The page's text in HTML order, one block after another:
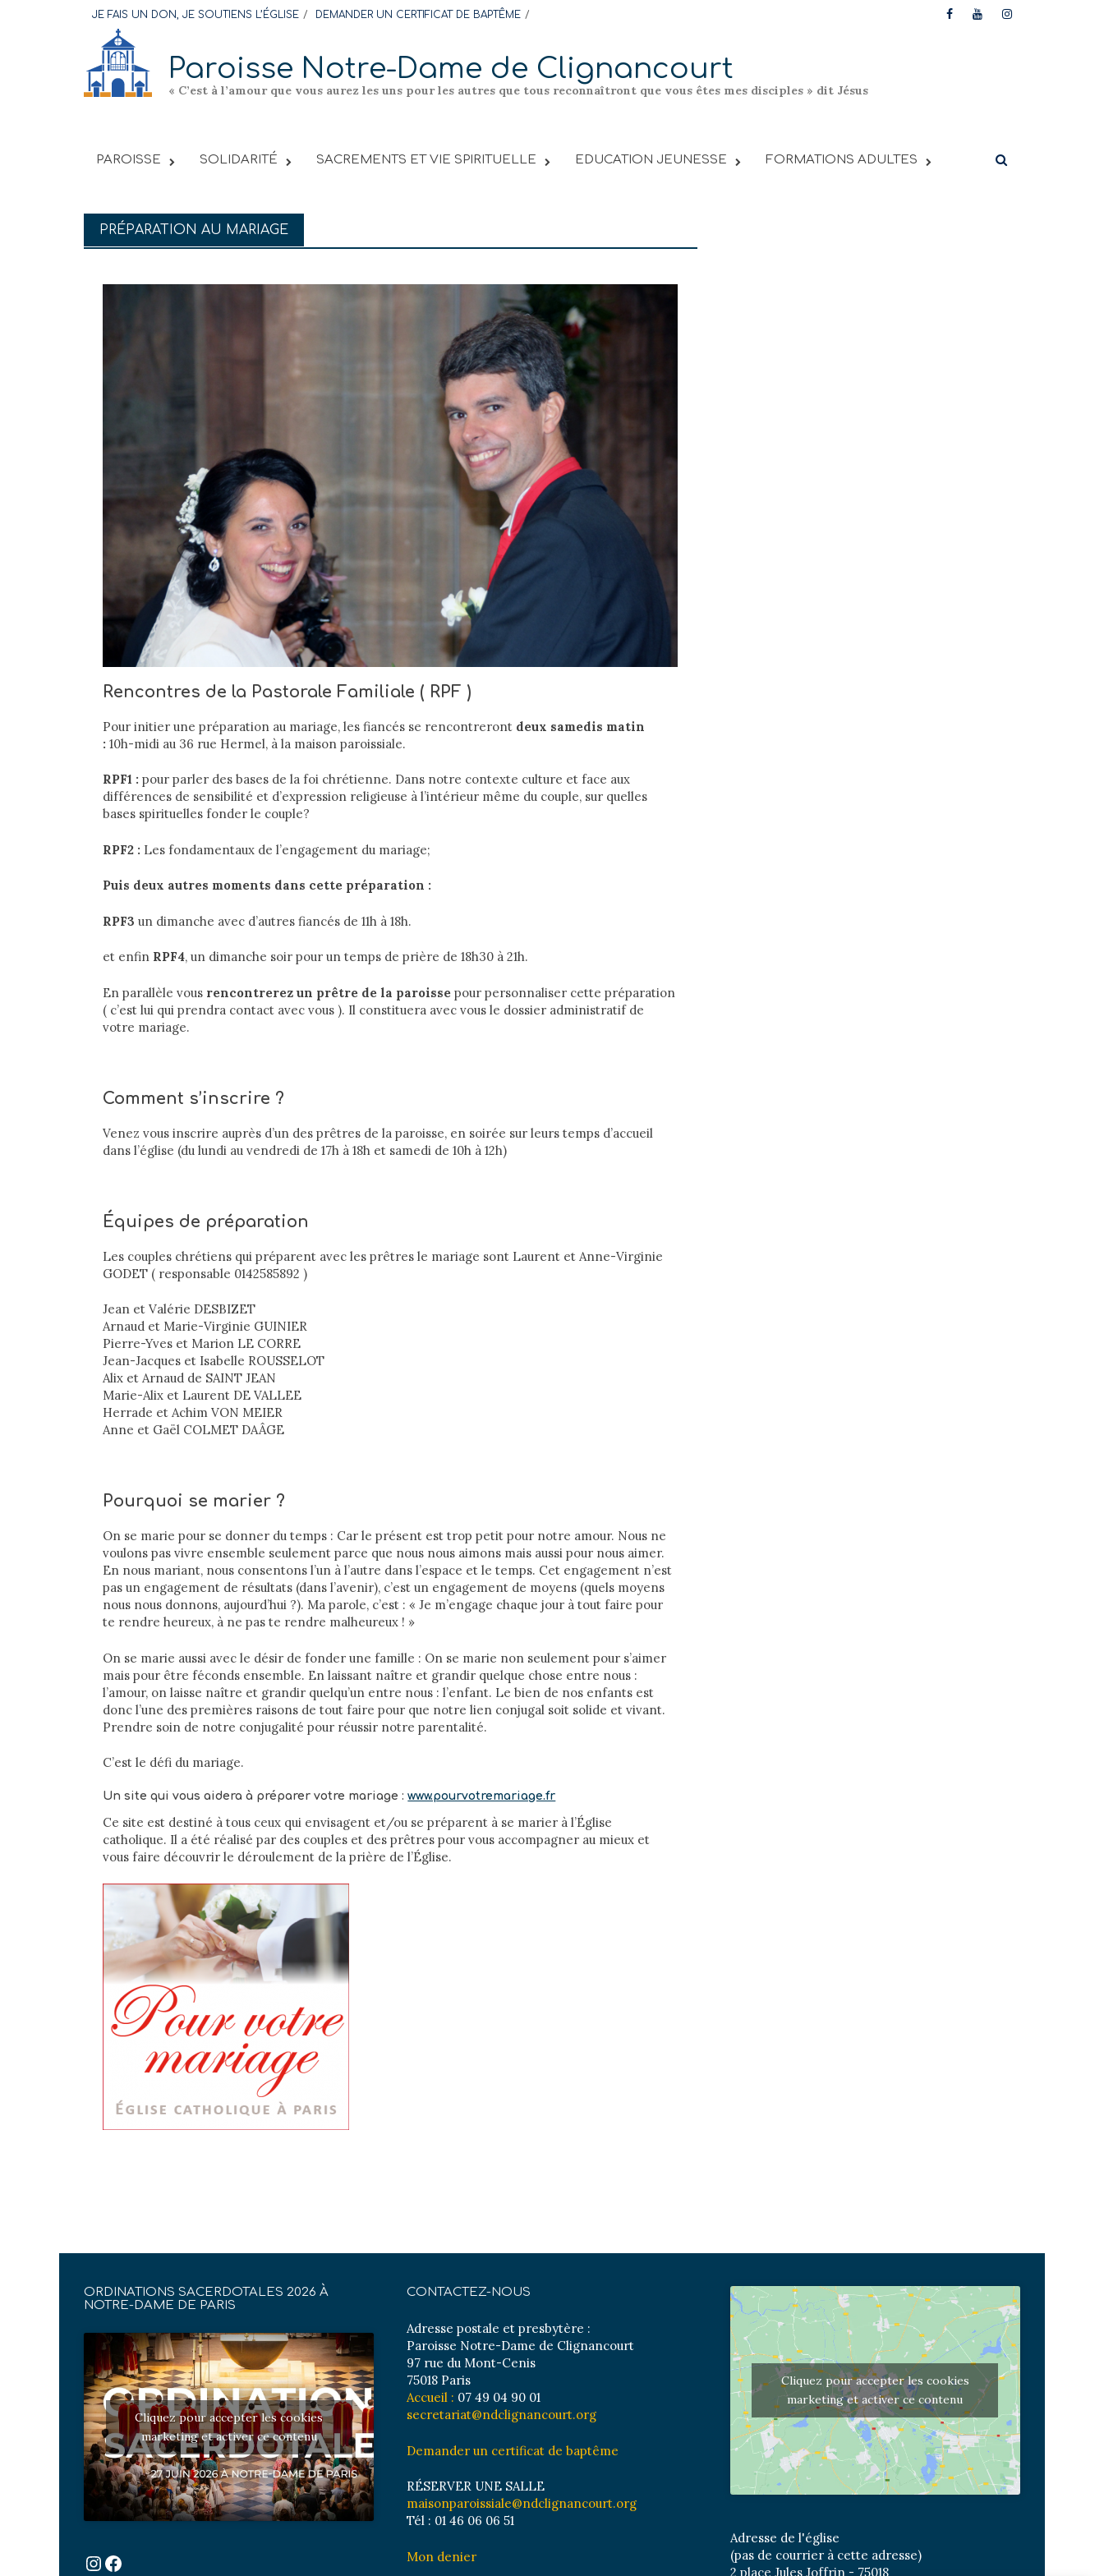
content
JE FAIS UN DON, JE SOUTIENS L’ÉGLISE DEMANDER UN CERTIFICAT DE BAPTÊME
Paroisse Notre-Dame de Clignancourt
« C’est à l’amour que vous aurez les uns pour les autres que tous reconnaîtront que vous êtes mes disciples » dit Jésus
PAROISSE SOLIDARITÉ SACREMENTS ET VIE SPIRITUELLE EDUCATION JEUNESSE FORMATIONS ADULTES
PRÉPARATION AU MARIAGE
Rencontres de la Pastorale Familiale ( RPF )
Pour initier une préparation au mariage, les fiancés se rencontreront deux samedis matin
: 10h-midi au 36 rue Hermel, à la maison paroissiale.
RPF1 : pour parler des bases de la foi chrétienne. Dans notre contexte culture et face aux
différences de sensibilité et d’expression religieuse à l’intérieur même du couple, sur quelles
bases spirituelles fonder le couple?
RPF2 : Les fondamentaux de l’engagement du mariage;
Puis deux autres moments dans cette préparation :
RPF3 un dimanche avec d’autres fiancés de 11h à 18h.
et enfin RPF4, un dimanche soir pour un temps de prière de 18h30 à 21h.
En parallèle vous rencontrerez un prêtre de la paroisse pour personnaliser cette préparation
( c’est lui qui prendra contact avec vous ). Il constituera avec vous le dossier administratif de
votre mariage.
Comment s’inscrire ?
Venez vous inscrire auprès d’un des prêtres de la paroisse, en soirée sur leurs temps d’accueil
dans l’église (du lundi au vendredi de 17h à 18h et samedi de 10h à 12h)
Équipes de préparation
Les couples chrétiens qui préparent avec les prêtres le mariage sont Laurent et Anne-Virginie
GODET ( responsable 0142585892 )
Jean et Valérie DESBIZET
Arnaud et Marie-Virginie GUINIER
Pierre-Yves et Marion LE CORRE
Jean-Jacques et Isabelle ROUSSELOT
Alix et Arnaud de SAINT JEAN
Marie-Alix et Laurent DE VALLEE
Herrade et Achim VON MEIER
Anne et Gaël COLMET DAÂGE
Pourquoi se marier ?
On se marie pour se donner du temps : Car le présent est trop petit pour notre amour. Nous ne
voulons pas vivre ensemble seulement parce que nous nous aimons mais aussi pour nous aimer.
En nous mariant, nous consentons l’un à l’autre dans l’espace et le temps. Cet engagement n’est
pas un engagement de résultats (dans l’avenir), c’est un engagement de moyens (quels moyens
nous nous donnons, aujourd’hui ?). Ma parole, c’est : « Je m’engage chaque jour à tout faire pour
te rendre heureux, à ne pas te rendre malheureux ! »
On se marie aussi avec le désir de fonder une famille : On se marie non seulement pour s’aimer
mais pour être féconds ensemble. En laissant naître et grandir quelque chose entre nous :
l’amour, on laisse naître et grandir quelqu’un entre nous : l’enfant. Le bien de nos enfants est
donc l’une des premières raisons de tout faire pour que notre lien conjugal soit solide et vivant.
Prendre soin de notre conjugalité pour réussir notre parentalité.
C’est le défi du mariage.
Un site qui vous aidera à préparer votre mariage :www.pourvotremariage.fr
Ce site est destiné à tous ceux qui envisagent et/ou se préparent à se marier à l’Église
catholique. Il a été réalisé par des couples et des prêtres pour vous accompagner au mieux et
vous faire découvrir le déroulement de la prière de l’Église.
ORDINATIONS SACERDOTALES 2026 À
NOTRE-DAME DE PARIS
Cliquez pour accepter les cookies
marketing et activer ce contenu
Instagram
Facebook
CONTACTEZ-NOUS
Adresse postale et presbytère :
Paroisse Notre-Dame de Clignancourt
97 rue du Mont-Cenis
75018 Paris
Accueil : 07 49 04 90 01
secretariat@ndclignancourt.org
Demander un certificat de baptême
RÉSERVER UNE SALLE
maisonparoissiale@ndclignancourt.org
Tél : 01 46 06 06 51
Mon denier
Cliquez pour accepter les cookies
marketing et activer ce contenu
Adresse de l'église
(pas de courrier à cette adresse)
2 place Jules Joffrin - 75018